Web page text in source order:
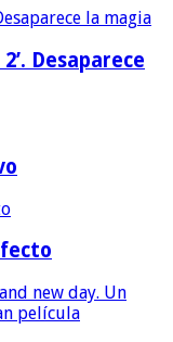
Desaparece